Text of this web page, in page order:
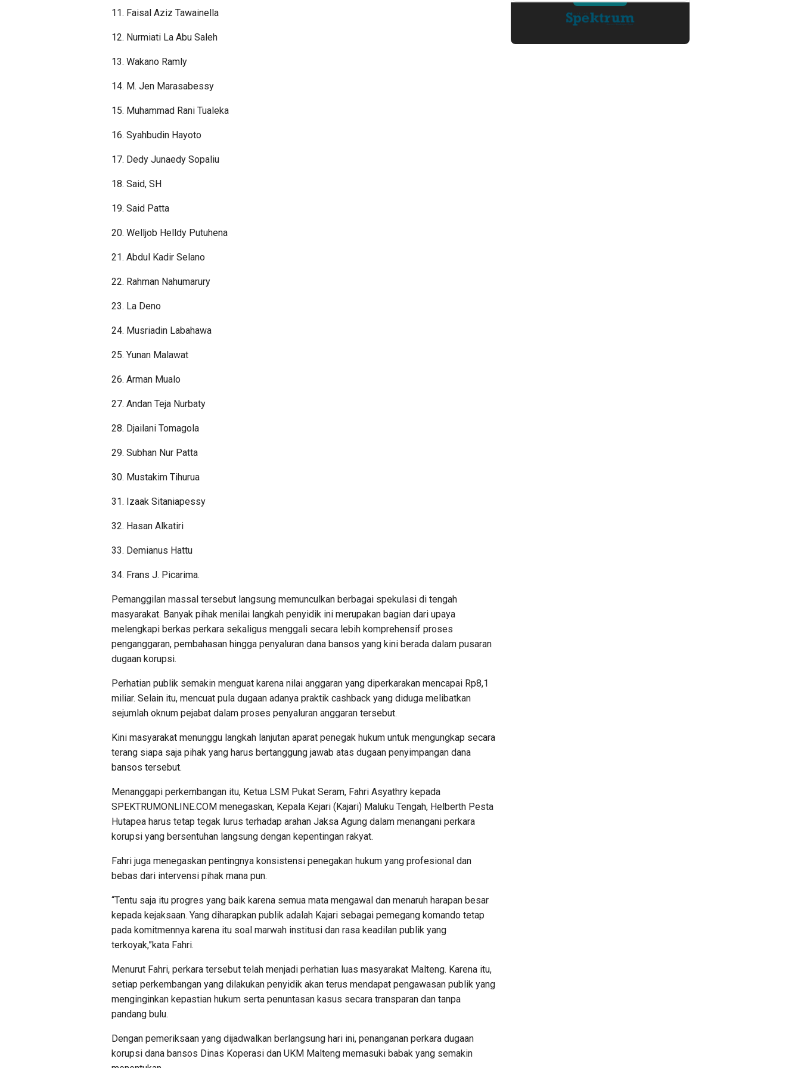
11. Faisal Aziz Tawainella
12. Nurmiati La Abu Saleh
13. Wakano Ramly
14. M. Jen Marasabessy
15. Muhammad Rani Tualeka
16. Syahbudin Hayoto
17. Dedy Junaedy Sopaliu
18. Said, SH
19. Said Patta
20. Welljob Helldy Putuhena
21. Abdul Kadir Selano
22. Rahman Nahumarury
23. La Deno
24. Musriadin Labahawa
25. Yunan Malawat
26. Arman Mualo
27. Andan Teja Nurbaty
28. Djailani Tomagola
29. Subhan Nur Patta
30. Mustakim Tihurua
31. Izaak Sitaniapessy
32. Hasan Alkatiri
33. Demianus Hattu
34. Frans J. Picarima.
Pemanggilan massal tersebut langsung memunculkan berbagai spekulasi di tengah
masyarakat. Banyak pihak menilai langkah penyidik ini merupakan bagian dari upaya
melengkapi berkas perkara sekaligus menggali secara lebih komprehensif proses
penganggaran, pembahasan hingga penyaluran dana bansos yang kini berada dalam pusaran
dugaan korupsi.
Perhatian publik semakin menguat karena nilai anggaran yang diperkarakan mencapai Rp8,1
miliar. Selain itu, mencuat pula dugaan adanya praktik cashback yang diduga melibatkan
sejumlah oknum pejabat dalam proses penyaluran anggaran tersebut.
Kini masyarakat menunggu langkah lanjutan aparat penegak hukum untuk mengungkap secara
terang siapa saja pihak yang harus bertanggung jawab atas dugaan penyimpangan dana
bansos tersebut.
Menanggapi perkembangan itu, Ketua LSM Pukat Seram, Fahri Asyathry kepada
SPEKTRUMONLINE.COM menegaskan, Kepala Kejari (Kajari) Maluku Tengah, Helberth Pesta
Hutapea harus tetap tegak lurus terhadap arahan Jaksa Agung dalam menangani perkara
korupsi yang bersentuhan langsung dengan kepentingan rakyat.
Fahri juga menegaskan pentingnya konsistensi penegakan hukum yang profesional dan
bebas dari intervensi pihak mana pun.
“Tentu saja itu progres yang baik karena semua mata mengawal dan menaruh harapan besar
kepada kejaksaan. Yang diharapkan publik adalah Kajari sebagai pemegang komando tetap
pada komitmennya karena itu soal marwah institusi dan rasa keadilan publik yang
terkoyak,”kata Fahri.
Menurut Fahri, perkara tersebut telah menjadi perhatian luas masyarakat Malteng. Karena itu,
setiap perkembangan yang dilakukan penyidik akan terus mendapat pengawasan publik yang
menginginkan kepastian hukum serta penuntasan kasus secara transparan dan tanpa
pandang bulu.
Dengan pemeriksaan yang dijadwalkan berlangsung hari ini, penanganan perkara dugaan
korupsi dana bansos Dinas Koperasi dan UKM Malteng memasuki babak yang semakin